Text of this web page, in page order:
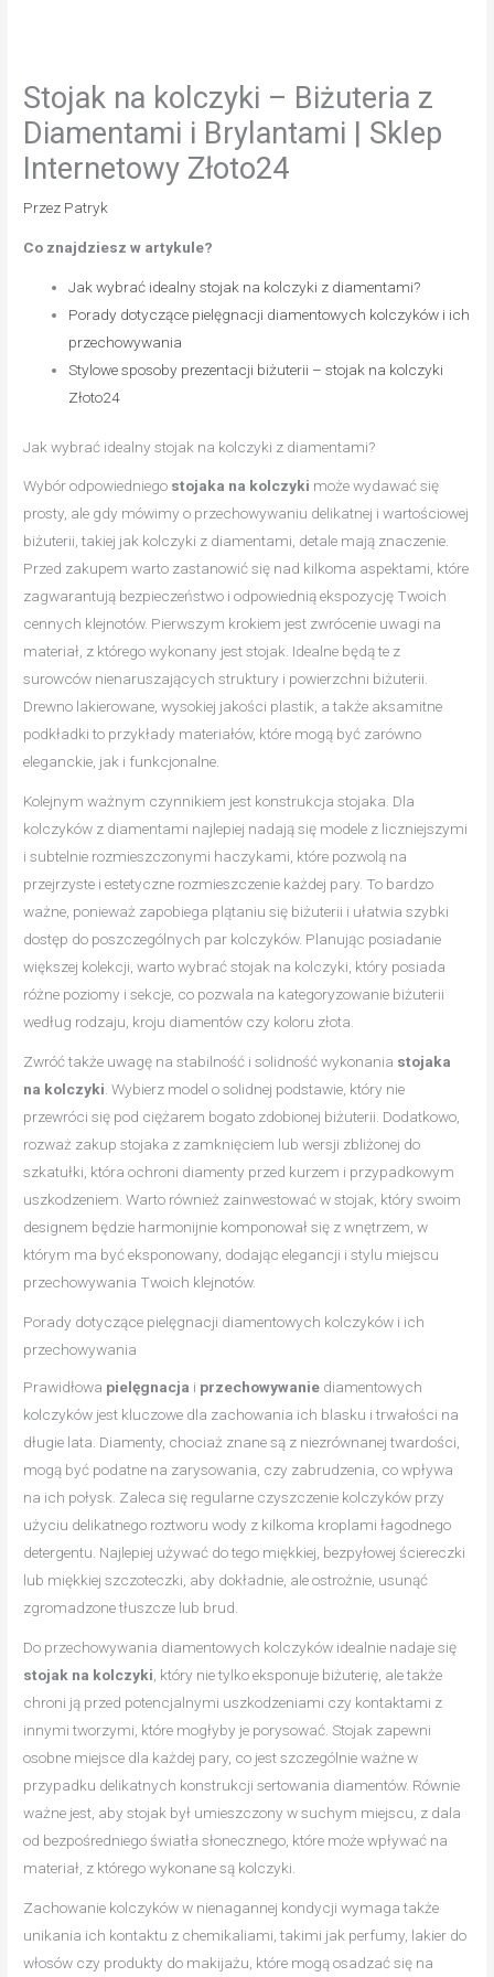
Stojak na kolczyki – Biżuteria z
Diamentami i Brylantami | Sklep
Internetowy Złoto24
Przez Patryk
Co znajdziesz w artykule?
Jak wybrać idealny stojak na kolczyki z diamentami?
Porady dotyczące pielęgnacji diamentowych kolczyków i ich
przechowywania
Stylowe sposoby prezentacji biżuterii – stojak na kolczyki
Złoto24
Jak wybrać idealny stojak na kolczyki z diamentami?
Wybór odpowiedniego stojaka na kolczyki może wydawać się
prosty, ale gdy mówimy o przechowywaniu delikatnej i wartościowej
biżuterii, takiej jak kolczyki z diamentami, detale mają znaczenie.
Przed zakupem warto zastanowić się nad kilkoma aspektami, które
zagwarantują bezpieczeństwo i odpowiednią ekspozycję Twoich
cennych klejnotów. Pierwszym krokiem jest zwrócenie uwagi na
materiał, z którego wykonany jest stojak. Idealne będą te z
surowców nienaruszających struktury i powierzchni biżuterii.
Drewno lakierowane, wysokiej jakości plastik, a także aksamitne
podkładki to przykłady materiałów, które mogą być zarówno
eleganckie, jak i funkcjonalne.
Kolejnym ważnym czynnikiem jest konstrukcja stojaka. Dla
kolczyków z diamentami najlepiej nadają się modele z liczniejszymi
i subtelnie rozmieszczonymi haczykami, które pozwolą na
przejrzyste i estetyczne rozmieszczenie każdej pary. To bardzo
ważne, ponieważ zapobiega plątaniu się biżuterii i ułatwia szybki
dostęp do poszczególnych par kolczyków. Planując posiadanie
większej kolekcji, warto wybrać stojak na kolczyki, który posiada
różne poziomy i sekcje, co pozwala na kategoryzowanie biżuterii
według rodzaju, kroju diamentów czy koloru złota.
Zwróć także uwagę na stabilność i solidność wykonania stojaka
na kolczyki . Wybierz model o solidnej podstawie, który nie
przewróci się pod ciężarem bogato zdobionej biżuterii. Dodatkowo,
rozważ zakup stojaka z zamknięciem lub wersji zbliżonej do
szkatułki, która ochroni diamenty przed kurzem i przypadkowym
uszkodzeniem. Warto również zainwestować w stojak, który swoim
designem będzie harmonijnie komponował się z wnętrzem, w
którym ma być eksponowany, dodając elegancji i stylu miejscu
przechowywania Twoich klejnotów.
Porady dotyczące pielęgnacji diamentowych kolczyków i ich
przechowywania
Prawidłowa pielęgnacja i przechowywanie diamentowych
kolczyków jest kluczowe dla zachowania ich blasku i trwałości na
długie lata. Diamenty, chociaż znane są z niezrównanej twardości,
mogą być podatne na zarysowania, czy zabrudzenia, co wpływa
na ich połysk. Zaleca się regularne czyszczenie kolczyków przy
użyciu delikatnego roztworu wody z kilkoma kroplami łagodnego
detergentu. Najlepiej używać do tego miękkiej, bezpyłowej ściereczki
lub miękkiej szczoteczki, aby dokładnie, ale ostrożnie, usunąć
zgromadzone tłuszcze lub brud.
Do przechowywania diamentowych kolczyków idealnie nadaje się
stojak na kolczyki, który nie tylko eksponuje biżuterię, ale także
chroni ją przed potencjalnymi uszkodzeniami czy kontaktami z
innymi tworzymi, które mogłyby je porysować. Stojak zapewni
osobne miejsce dla każdej pary, co jest szczególnie ważne w
przypadku delikatnych konstrukcji sertowania diamentów. Równie
ważne jest, aby stojak był umieszczony w suchym miejscu, z dala
od bezpośredniego światła słonecznego, które może wpływać na
materiał, z którego wykonane są kolczyki.
Zachowanie kolczyków w nienagannej kondycji wymaga także
unikania ich kontaktu z chemikaliami, takimi jak perfumy, lakier do
włosów czy produkty do makijażu, które mogą osadzać się na